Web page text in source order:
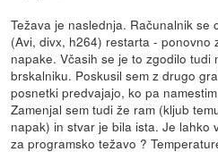
Težava je naslednja. Računalnik se
(Avi, divx, h264) restarta - ponovno
napake. Včasih se je to zgodilo tudi
brskalniku. Poskusil sem z drugo
posnetki predvajajo, ko pa
Zamenjal sem tudi že ram (kljub
napak) in stvar je bila ista. Je lahko
za programsko težavo ?